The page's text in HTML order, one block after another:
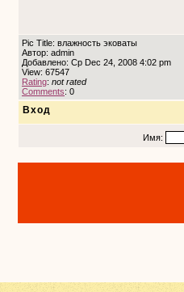
Pic Title: влажность эковаты
Автор: admin
Добавлено: Ср Dec 24, 2008 4:02 pm
View: 67547
Rating: not rated
Comments: 0
Вход
Имя: